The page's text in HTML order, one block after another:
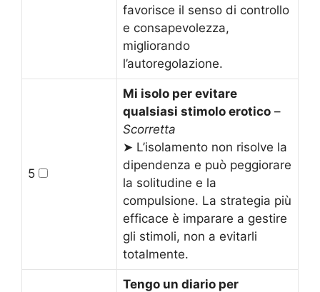
favorisce il senso di controllo
e consapevolezza,
migliorando
l’autoregolazione.
5
Mi isolo per evitare
qualsiasi stimolo erotico –
Scorretta
➤ L’isolamento non risolve la
dipendenza e può peggiorare
la solitudine e la
compulsione. La strategia più
efficace è imparare a gestire
gli stimoli, non a evitarli
totalmente.
Tengo un diario per